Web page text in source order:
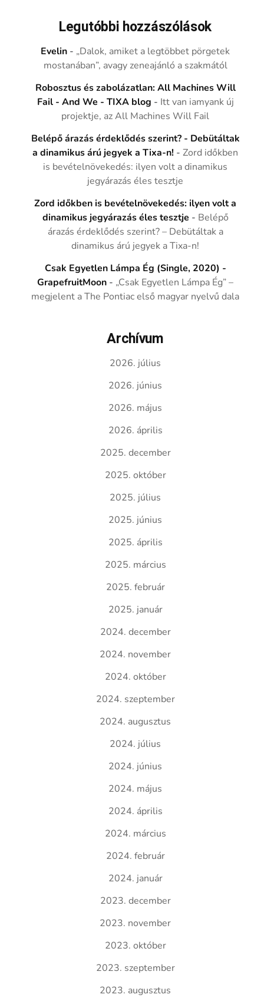
Legutóbbi hozzászólások
Evelin - „Dalok, amiket a legtöbbet pörgetek
mostanában”, avagy zeneajánló a szakmától
Robosztus és zabolázatlan: All Machines Will
Fail - And We - TIXA blog - Itt van iamyank új
projektje, az All Machines Will Fail
Belépő árazás érdeklődés szerint? - Debütáltak
a dinamikus árú jegyek a Tixa-n! -Zord időkben
is bevételnövekedés: ilyen volt a dinamikus
jegyárazás éles tesztje
Zord időkben is bevételnövekedés: ilyen volt a
dinamikus jegyárazás éles tesztje - Belépő
árazás érdeklődés szerint? – Debütáltak a
dinamikus árú jegyek a Tixa-n!
Csak Egyetlen Lámpa Ég (Single, 2020) -
GrapefruitMoon - „Csak Egyetlen Lámpa Ég” –
megjelent a The Pontiac első magyar nyelvű dala
Archívum
2026. július
2026. június
2026. május
2026. április
2025. december
2025. október
2025. július
2025. június
2025. április
2025. március
2025. február
2025. január
2024. december
2024. november
2024. október
2024. szeptember
2024. augusztus
2024. július
2024. június
2024. május
2024. április
2024. március
2024. február
2024. január
2023. december
2023. november
2023. október
2023. szeptember
2023. augusztus